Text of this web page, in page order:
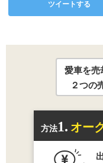
ツイートする
愛車を売
２つの
方法1. オー